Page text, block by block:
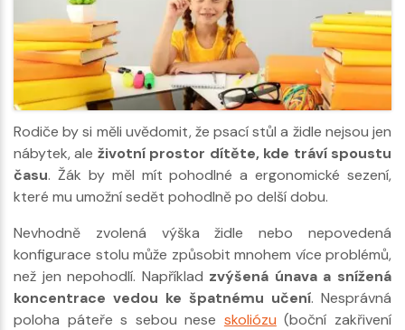
Rodiče by si měli uvědomit, že psací stůl a židle nejsou jen
nábytek, ale životní prostor dítěte, kde tráví spoustu
času. Žák by měl mít pohodlné a ergonomické sezení,
které mu umožní sedět pohodlně po delší dobu.
Nevhodně zvolená výška židle nebo nepovedená
konfigurace stolu může způsobit mnohem více problémů,
než jen nepohodlí. Například zvýšená únava a snížená
koncentrace vedou ke špatnému učení. Nesprávná
poloha páteře s sebou nese skoliózu (boční zakřivení